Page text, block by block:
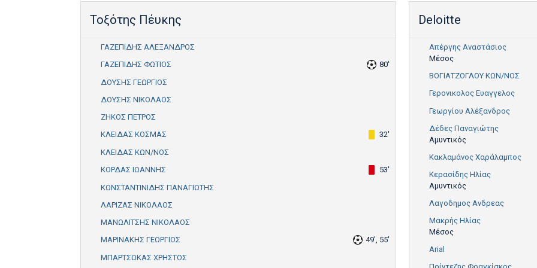
Τοξότης Πέυκης
ΓΑΖΕΠΙΔΗΣ ΑΛΕΞΑΝΔΡΟΣ
ΓΑΖΕΠΙΔΗΣ ΦΩΤΙΟΣ
80'
ΔΟΥΣΗΣ ΓΕΩΡΓΙΟΣ
ΔΟΥΣΗΣ ΝΙΚΟΛΑΟΣ
ΖΗΚΟΣ ΠΕΤΡΟΣ
ΚΛΕΙΔΑΣ ΚΟΣΜΑΣ
32'
ΚΛΕΙΔΑΣ ΚΩΝ/ΝΟΣ
ΚΟΡΔΑΣ ΙΩΑΝΝΗΣ
53'
ΚΩΝΣΤΑΝΤΙΝΙΔΗΣ ΠΑΝΑΓΙΩΤΗΣ
ΛΑΡΙΖΑΣ ΝΙΚΟΛΑΟΣ
ΜΑΝΩΛΙΤΣΗΣ ΝΙΚΟΛΑΟΣ
ΜΑΡΙΝΑΚΗΣ ΓΕΩΡΓΙΟΣ
49', 55'
ΜΠΑΡΤΣΩΚΑΣ ΧΡΗΣΤΟΣ
Deloitte
Απέργης Αναστάσιος
Μέσος
ΒΟΓΙΑΤΖΟΓΛΟΥ ΚΩΝ/ΝΟΣ
Γερονικολος Ευαγγελος
Γεωργίου Αλέξανδρος
Δέδες Παναγιώτης
Αμυντικός
Κακλαμάνος Χαράλαμπος
Κερασίδης Ηλίας
Αμυντικός
Λαγοδημος Ανδρεας
Μακρής Ηλίας
Μέσος
Arial